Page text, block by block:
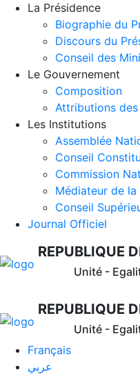
La Présidence
Biographie du
Discours du
Conseil des
Le Gouvernement
Composition
Attributions
Les Institutions
Assemblée
Conseil
Commission
Médiateur de la
Conseil
Journal Officiel
REPUBLIQUE
Unité -
REPUBLIQUE
Unité -
Français
عربي